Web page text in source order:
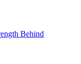
Behind